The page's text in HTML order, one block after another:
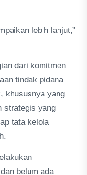
lebih lanjut,”
dari komitmen
tindak pidana
khususnya yang
strategis yang
tata kelola
belum ada